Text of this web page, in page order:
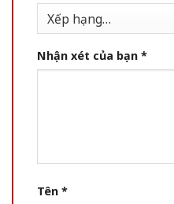
Nhận xét của bạn *
Tên *